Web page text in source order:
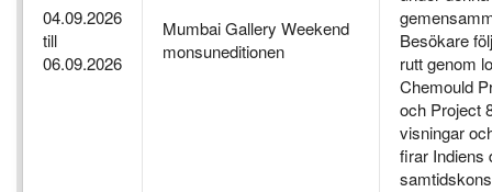
04.09.2026
till
06.09.2026
Mumbai Gallery Weekend
monsuneditionen
Besökare
rutt genom
Chemould
och Project
visningar
firar Indiens